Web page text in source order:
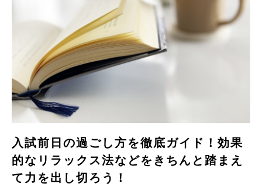
入試前日の過ごし方を徹底ガイド！効果
的なリラックス法などをきちんと踏まえ
て力を出し切ろう！